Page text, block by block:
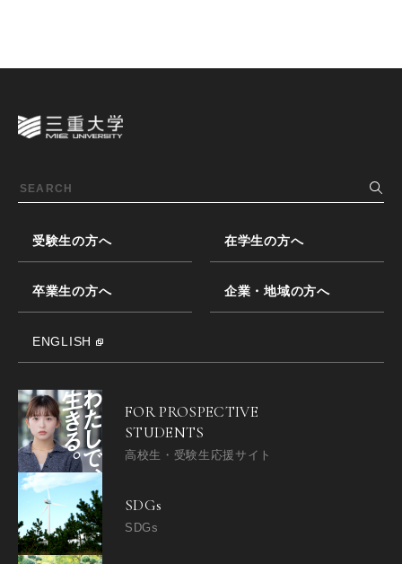
受験生の方へ 在学生の方へ
卒業生の方へ 企業・地域の方へ
ENGLISH
FOR PROSPECTIVE
STUDENTS
高校生・受験生応援サイト
SDGs
SDGs